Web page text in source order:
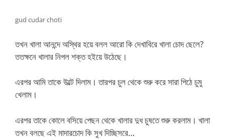
gud cudar choti
তখন খালা আনন্দে অস্থির হয়ে বলল আরো কি দেখাবিরে খালা চোদ ছেলে?
ততক্ষনে খালার নিপল শক্ত হইয়ে উঠেছে।
এরপর আমি তাকে উল্টে দিলাম। তারপর চুল থেকে শুরু করে সারা পিঠে চুমু
খেলাম।
এরপর তাকে কোলে বসিয়ে পেছন থেকে খালার দুধ চুষতে শুরু করলাম। খালা
তখন বলছে এই মাদারচোদ কি সুখ দিচ্ছিসরে…